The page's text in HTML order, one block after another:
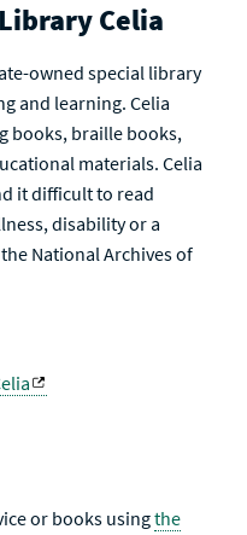
Celia
owned special library
and learning. Celia
books, braille books,
materials. Celia
it difficult to read
disability or a
National Archives of
or books usingthe